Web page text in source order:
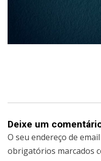
Deixe um
O seu endereço de
obrigatórios marcados